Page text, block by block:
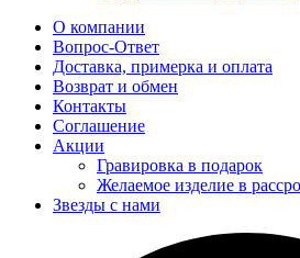
О компании
Вопрос-Ответ
Доставка, примерка и оплата
Возврат и обмен
Контакты
Соглашение
Акции
Гравировка в подарок
Желаемое изделие в
Звезды с нами